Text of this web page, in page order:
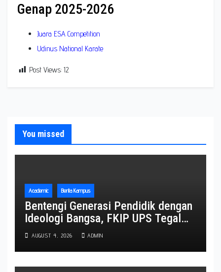
Genap 2025-2026
Juara ESA Competition
Udinus National Karate
Post Views: 12
You missed
Academic Berita Kampus
Bentengi Generasi Pendidik dengan
Ideologi Bangsa, FKIP UPS Tegal
Gembleng 153 Calon Wisudawan
AUGUST 4, 2026 ADMIN